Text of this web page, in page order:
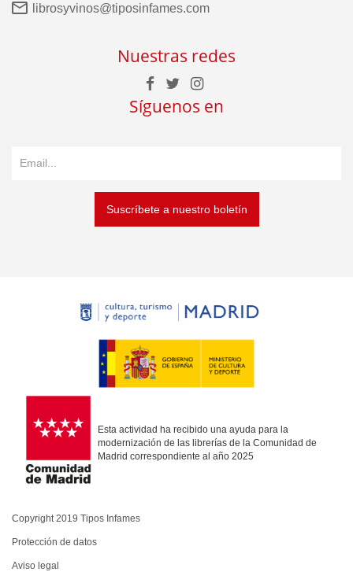
librosyvinos@tiposinfames.com
Nuestras redes
Síguenos en
Suscríbete a nuestro boletín
Esta actividad ha recibido una ayuda para la
modernización de las librerías de la Comunidad de
Madrid correspondiente al año 2025
Copyright 2019 Tipos Infames
Protección de datos
Aviso legal